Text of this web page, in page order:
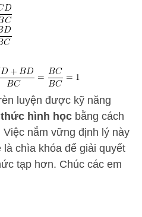
luyện được kỹ năng
hình học bằng cách
nắm vững định lý này
chìa khóa để giải quyết
tạp hơn. Chúc các em